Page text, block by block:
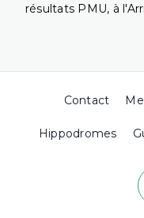
résultats PMU, à
Contact
Hippodromes